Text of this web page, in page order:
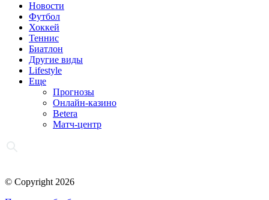
Новости
Футбол
Хоккей
Теннис
Биатлон
Другие виды
Lifestyle
Еще
Прогнозы
Онлайн-казино
Betera
Матч-центр
© Copyright 2026